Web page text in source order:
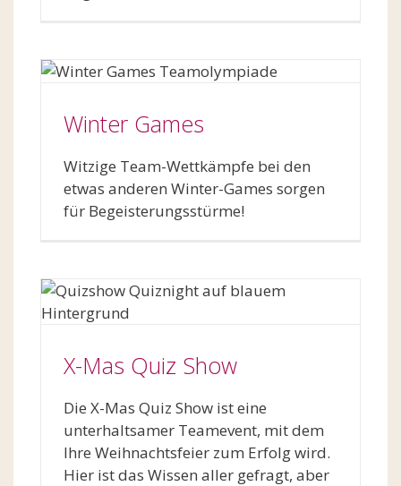
Winter Games
Witzige Team-Wettkämpfe bei den
etwas anderen Winter-Games sorgen
für Begeisterungsstürme!
X-Mas Quiz Show
Die X-Mas Quiz Show ist eine
unterhaltsamer Teamevent, mit dem
Ihre Weihnachtsfeier zum Erfolg wird.
Hier ist das Wissen aller gefragt, aber